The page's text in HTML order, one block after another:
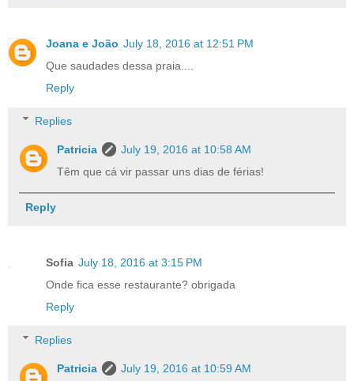
Joana e João July 18, 2016 at 12:51 PM
Que saudades dessa praia....
Reply
Replies
Patricia
July 19, 2016 at 10:58 AM
Têm que cá vir passar uns dias de férias!
Reply
Sofia July 18, 2016 at 3:15 PM
Onde fica esse restaurante? obrigada
Reply
Replies
Patricia
July 19, 2016 at 10:59 AM